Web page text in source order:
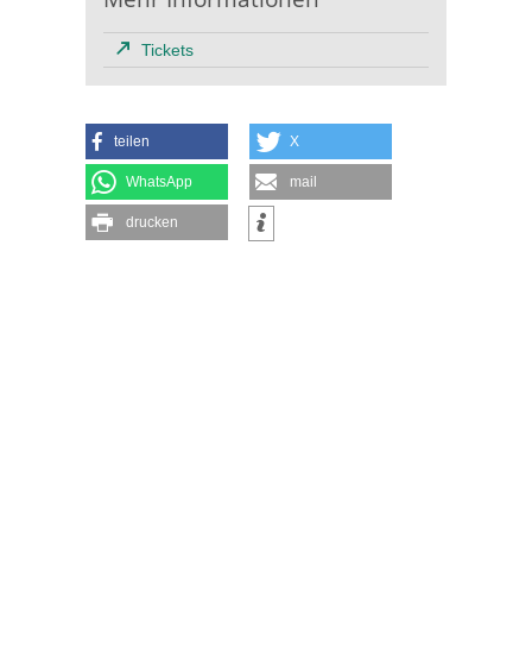
Tickets
teilen X
WhatsApp mail
drucken